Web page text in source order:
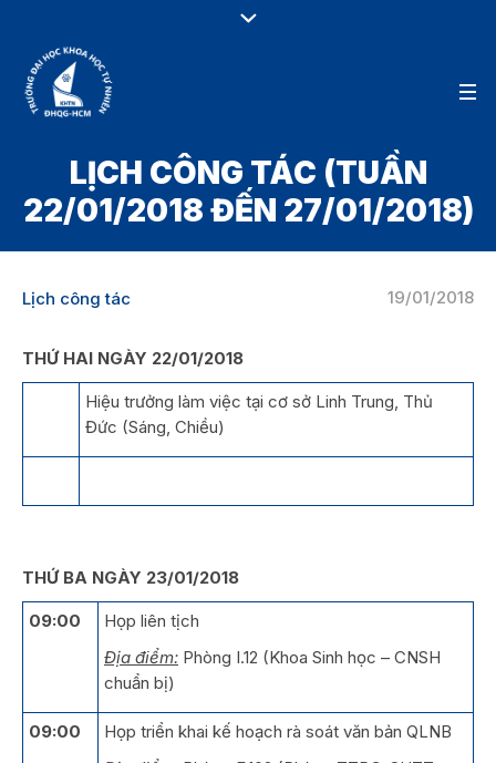
LỊCH CÔNG TÁC (TUẦN
22/01/2018 ĐẾN 27/01/2018)
19/01/2018
Lịch công tác
THỨ HAI NGÀY 22/01/2018
Hiệu trưởng làm việc tại cơ sở Linh Trung, Thủ
Đức (Sáng, Chiều)
THỨ BA NGÀY 23/01/2018
09:00
Họp liên tịch
Địa điểm: Phòng I.12 (Khoa Sinh học – CNSH
chuẩn bị)
09:00
Họp triển khai kế hoạch rà soát văn bản QLNB